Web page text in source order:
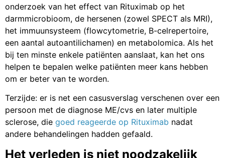
onderzoek van het effect van Rituximab op het
darmmicrobioom, de hersenen (zowel SPECT als MRI),
het immuunsysteem (flowcytometrie, B-celrepertoire,
een aantal autoantilichamen) en metabolomica. Als het
bij ten minste enkele patiënten aanslaat, kan het ons
helpen te bepalen welke patiënten meer kans hebben
om er beter van te worden.
Terzijde: er is net een casusverslag verschenen over een
persoon met de diagnose ME/cvs en later multiple
sclerose, die goed reageerde op Rituximab nadat
andere behandelingen hadden gefaald.
Het verleden is niet noodzakelijk